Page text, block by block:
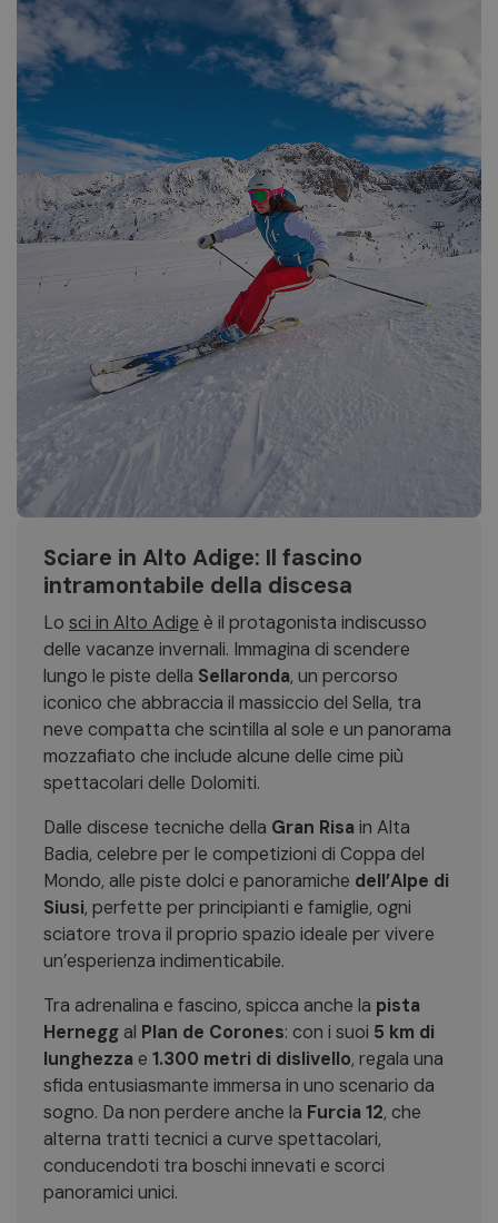
Sciare in Alto Adige: Il fascino
intramontabile della discesa
Lo sci in Alto Adige è il protagonista indiscusso
delle vacanze invernali. Immagina di scendere
lungo le piste della Sellaronda, un percorso
iconico che abbraccia il massiccio del Sella, tra
neve compatta che scintilla al sole e un panorama
mozzafiato che include alcune delle cime più
spettacolari delle Dolomiti.
Dalle discese tecniche della Gran Risa in Alta
Badia, celebre per le competizioni di Coppa del
Mondo, alle piste dolci e panoramiche dell’Alpe di
Siusi, perfette per principianti e famiglie, ogni
sciatore trova il proprio spazio ideale per vivere
un’esperienza indimenticabile.
Tra adrenalina e fascino, spicca anche la pista
Hernegg al Plan de Corones: con i suoi 5 km di
lunghezza e 1.300 metri di dislivello, regala una
sfida entusiasmante immersa in uno scenario da
sogno. Da non perdere anche la Furcia 12, che
alterna tratti tecnici a curve spettacolari,
conducendoti tra boschi innevati e scorci
panoramici unici.